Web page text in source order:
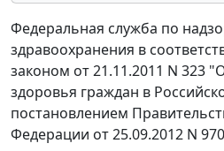
Федеральная служба по
здравоохранения в
законом от 21.11.2011 N 323
здоровья граждан в
постановлением
Федерации от 25.09.2012 N